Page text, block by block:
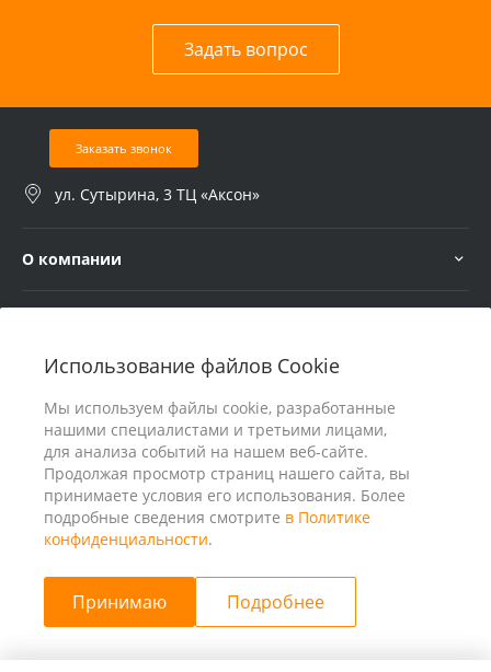
Использование файлов Cookie
Мы используем файлы cookie, разработанные
нашими специалистами и третьими лицами,
для анализа событий на нашем веб-сайте.
Продолжая просмотр страниц нашего сайта, вы
принимаете условия его использования. Более
подробные сведения смотрите в Политике
конфиденциальности.
Принимаю Подробнее
Задать вопрос
Заказать звонок
ул. Сутырина, 3 ТЦ «Аксон»
О компании